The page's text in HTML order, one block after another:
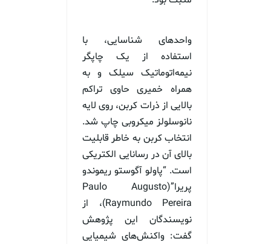
واحدهای شناسایی، با
استفاده از یک چاپگر
نیمه‌اتوماتیک سیلک و به
همراه خمیری حاوی تراکم
بالایی از ذرات کربن، روی لایه
نانوسلولز میکروبی چاپ شد.
انتخاب کربن به خاطر قابلیت
بالای آن در رسانایی الکتریکی
است. “پاولو آگوستو ریموندو
پریرا”(Paulo Augusto
Raymundo Pereira)، از
نویسندگان این پژوهش
گفت: واکنش‌های شیمیایی